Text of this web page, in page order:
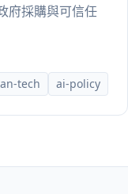
府採購與可信任
tech ai-policy